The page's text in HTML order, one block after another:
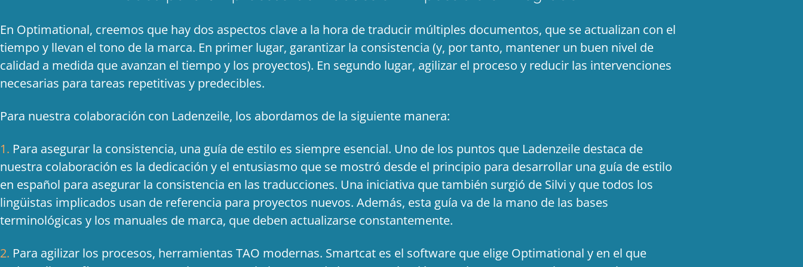
En Optimational, creemos que hay dos aspectos clave a la hora de traducir múltiples documentos, que se actualizan con el
tiempo y llevan el tono de la marca. En primer lugar, garantizar la consistencia (y, por tanto, mantener un buen nivel de
calidad a medida que avanzan el tiempo y los proyectos). En segundo lugar, agilizar el proceso y reducir las intervenciones
necesarias para tareas repetitivas y predecibles.
Para nuestra colaboración con Ladenzeile, los abordamos de la siguiente manera:
1. Para asegurar la consistencia, una guía de estilo es siempre esencial. Uno de los puntos que Ladenzeile destaca de
nuestra colaboración es la dedicación y el entusiasmo que se mostró desde el principio para desarrollar una guía de estilo
en español para asegurar la consistencia en las traducciones. Una iniciativa que también surgió de Silvi y que todos los
lingüistas implicados usan de referencia para proyectos nuevos. Además, esta guía va de la mano de las bases
terminológicas y los manuales de marca, que deben actualizarse constantemente.
2. Para agilizar los procesos, herramientas TAO modernas. Smartcat es el software que elige Optimational y en el que